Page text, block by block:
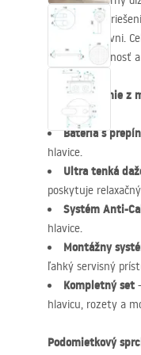
Je to ideálne
najvyššej úrovni.
zaručuje odolnosť
Spracovanie z
vlhkosti.
Batéria s
hlavice.
Ultra tenká
poskytuje
Systém Anti-
hlavice.
Montážny
ľahký servisný
Kompletný set
hlavicu, rozety a
Podomietkový